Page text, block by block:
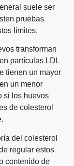
suele ser
pruebas
límites.
transforman
partículas LDL
tienen un mayor
un menor
si los huevos
de colesterol
del colesterol
regular estos
contenido de